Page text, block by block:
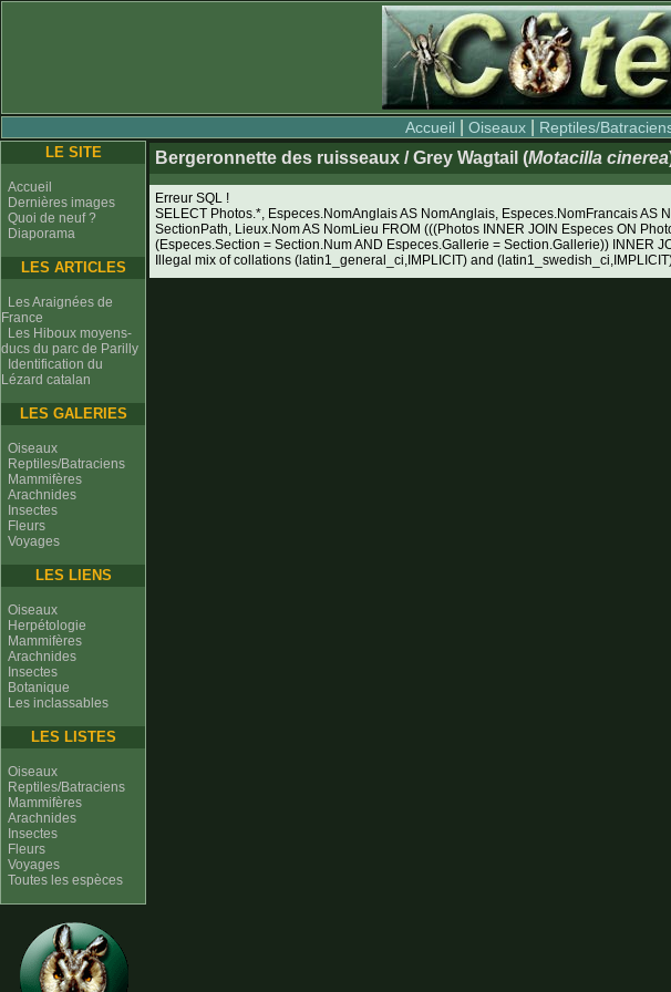
Accueil |Oiseaux Reptiles/
LE SITE
Accueil
Dernières images
Quoi de neuf ?
Diaporama
LES ARTICLES
Les Araignées de
France
Les Hiboux moyens-
ducs du parc de Parilly
Identification du
Lézard catalan
LES GALERIES
Oiseaux
Reptiles/Batraciens
Mammifères
Arachnides
Insectes
Fleurs
Voyages
LES LIENS
Oiseaux
Herpétologie
Mammifères
Arachnides
Insectes
Botanique
Les inclassables
LES LISTES
Oiseaux
Reptiles/Batraciens
Mammifères
Arachnides
Insectes
Fleurs
Voyages
Toutes les espèces
Bergeronnette des ruisseaux / Grey Wagtail (Motacilla cinerea
Erreur SQL !
SELECT Photos.*, Especes.NomAnglais AS NomAnglais, Especes.NomFrancais
SectionPath, Lieux.Nom AS NomLieu FROM (((Photos INNER JOIN Especes ON
(Especes.Section = Section.Num AND Especes.Gallerie = Section.Gallerie)) INNER
Illegal mix of collations (latin1_general_ci,IMPLICIT) and